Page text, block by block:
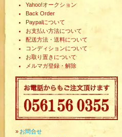
Yahoo!オークション
Back Order
Paypalについて
お支払い方法について
配送方法・送料について
コンディションについて
お取り置きについて
メルマガ登録・解除
» お問合せ